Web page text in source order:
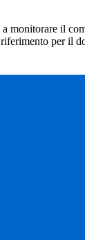
monitorare il
per il